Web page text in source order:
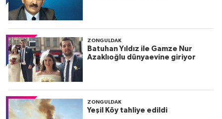
ZONGULDAK
Batuhan Yıldız ile Gamze Nur
Azaklıoğlu dünyaevine giriyor
ZONGULDAK
Yeşil Köy tahliye edildi